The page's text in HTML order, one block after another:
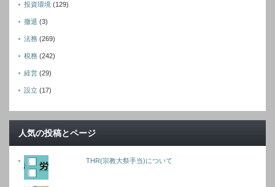
投資環境 (129)
撤退 (3)
法務 (269)
税務 (242)
経営 (29)
設立 (17)
人気の投稿とページ
THR(宗教大祭手当)について